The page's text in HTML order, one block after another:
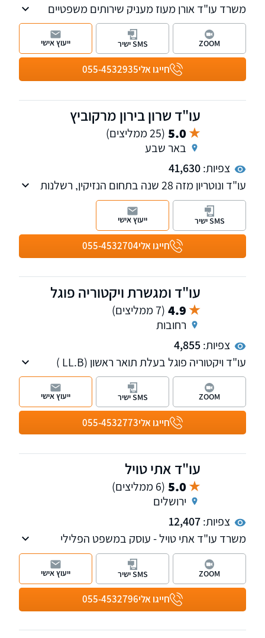
משרד עו"ד אורן מעוז מעניק שירותים משפטיים
בתביעות נזקי גוף , ביטוחי תאונות ומחלות, רשלנות
רפואית וביטוח לאומי. למשרד שלוחות בתל אביב
ובקרית אונו. עו"ד אורן מעוז מנהל פורום מחלות
מקצוע. למשרד שלוחות בתל אביב ובקרית אונו
חייגו אלי055-4532935
ZOOM SMS ישיר ייעוץ אישי
עו"ד שרון בירון מרקוביץ
5.0 (25 ממליצים)
באר שבע
צפיות:41,630
עו"ד ונוטריון מזה 28 שנה בתחום הנזיקין, רשלנות
רפואית, ביטוח לאומי, תאונות דרכים ועבודה.
המשרד מונה 6 עורכי-דין, ביניהם רופא שהינו עורך
דין בהשכלתו.
חייגו אלי055-4532704
SMS ישיר ייעוץ אישי
עו"ד ומגשרת ויקטוריה פוגל
4.9 (7 ממליצים)
רחובות
צפיות:4,855
עו"ד ויקטוריה פוגל בעלת תואר ראשון (LL.B )
ותואר שני (LL.M ) במשפטים, עם כניסתה לעולם
המשפט מיקדה פעילותה לתחום דיני המשפחה,
מקרקעין נדל"ן ותביעות נזיקין.
חייגו אלי055-4532773
ZOOM SMS ישיר ייעוץ אישי
עו"ד אתי טויל
5.0 (6 ממליצים)
ירושלים
צפיות:12,407
משרד עו"ד אתי טויל - עוסק במשפט הפלילי
(הטרדות מיניות, עתירות אסירים, עבירות סמים,
עבריינות נוער ועוד), דיני משפחה, דיני עבודה
ובתחום נזקי גוף ותאונות.
חייגו אלי055-4532796
ZOOM SMS ישיר ייעוץ אישי